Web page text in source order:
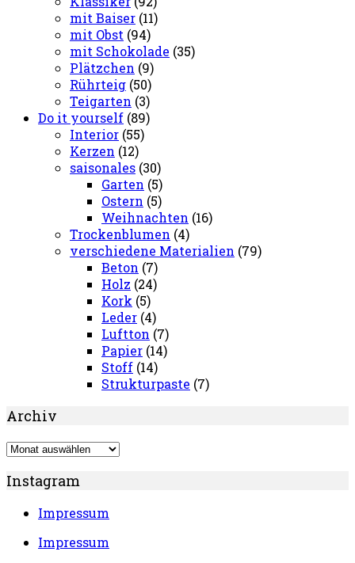
mit Baiser (11)
mit Obst (94)
mit Schokolade (35)
Plätzchen (9)
Rührteig (50)
Teigarten (3)
Do it yourself (89)
Interior (55)
Kerzen (12)
saisonales (30)
Garten (5)
Ostern (5)
Weihnachten (16)
Trockenblumen (4)
verschiedene Materialien (79)
Beton (7)
Holz (24)
Kork (5)
Leder (4)
Luftton (7)
Papier (14)
Stoff (14)
Strukturpaste (7)
Archiv
Archiv
Instagram
Impressum
Impressum